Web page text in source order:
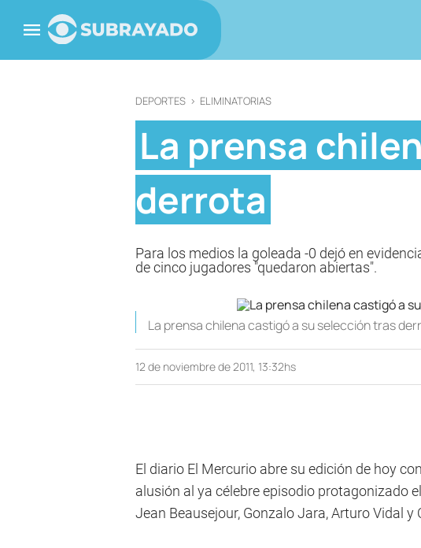
DEPORTES > ELIMINATORIAS
La prensa
derrota
Para los medios la goleada -0 dejó en
de cinco jugadores "quedaron abiertas".
La prensa chilena castigó a su selección tras
12 de noviembre de 2011, 13:32hs
El diario El Mercurio abre su edición de hoy
alusión al ya célebre episodio protagonizado
Jean Beausejour, Gonzalo Jara, Arturo Vidal y